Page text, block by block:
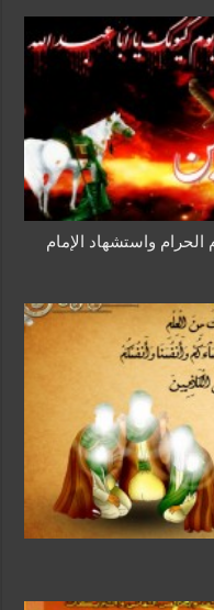
واستشهاد الإمام